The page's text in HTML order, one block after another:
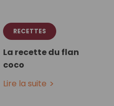
RECETTES
La recette du flan
coco
Lire la suite